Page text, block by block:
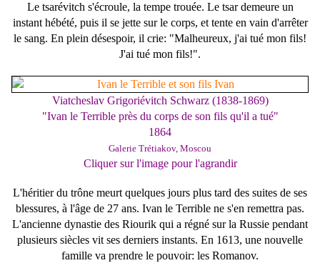
Le tsarévitch s'écroule, la tempe trouée. Le tsar demeure un
instant hébété, puis il se jette sur le corps, et tente en vain d'arrêter
le sang. En plein désespoir, il crie: "Malheureux, j'ai tué mon fils!
J'ai tué mon fils!".
Viatcheslav Grigoriévitch Schwarz (1838-1869)
"Ivan le Terrible près du corps de son fils qu'il a tué"
1864
Galerie Trétiakov, Moscou
Cliquer sur l'image pour l'agrandir
L'héritier du trône meurt quelques jours plus tard des suites de ses
blessures, à l'âge de 27 ans. Ivan le Terrible ne s'en remettra pas.
L'ancienne dynastie des Riourik qui a régné sur la Russie pendant
plusieurs siècles vit ses derniers instants. En 1613, une nouvelle
famille va prendre le pouvoir: les Romanov.